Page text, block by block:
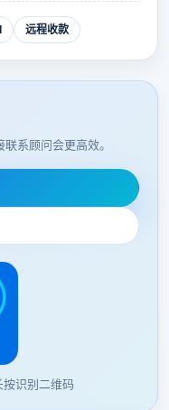
远程收款
系顾问会更高效。
识别二维码